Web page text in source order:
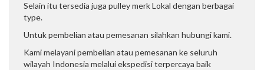
Selain itu tersedia juga pulley merk Lokal dengan berbagai
type.
Untuk pembelian atau pemesanan silahkan hubungi kami.
Kami melayani pembelian atau pemesanan ke seluruh
wilayah Indonesia melalui ekspedisi terpercaya baik